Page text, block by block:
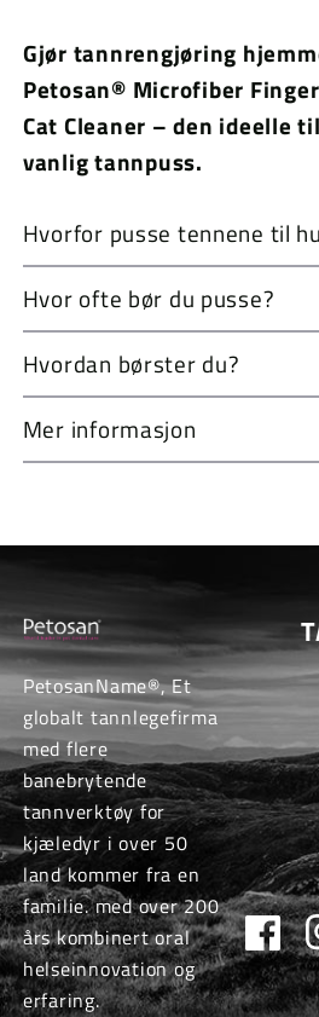
Gjør tannrengjøring
Petosan® Microfiber
Cat Cleaner – den ideelle
vanlig tannpuss.
Hvorfor pusse tennene til
Hvor ofte bør du pusse?
Hvordan børster du?
Mer informasjon
PetosanName®, Et
globalt tannlegefirma
med flere
banebrytende
tannverktøy for
kjæledyr i over 50
land kommer fra en
familie. med over 200
års kombinert oral
helseinnovation og
erfaring.